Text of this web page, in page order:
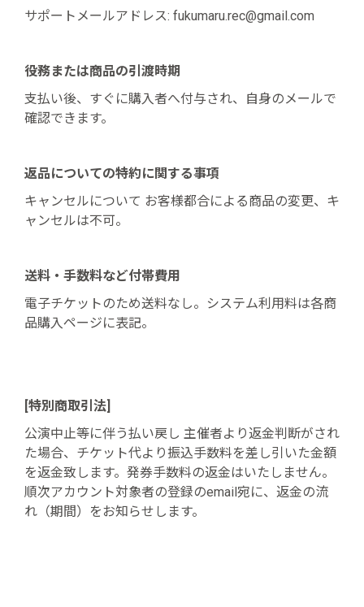
サポートメールアドレス: fukumaru.rec@gmail.com
役務または商品の引渡時期
支払い後、すぐに購入者へ付与され、自身のメールで
確認できます。
返品についての特約に関する事項
キャンセルについて お客様都合による商品の変更、キ
ャンセルは不可。
送料・手数料など付帯費用
電子チケットのため送料なし。システム利用料は各商
品購入ページに表記。
[特別商取引法]
公演中止等に伴う払い戻し 主催者より返金判断がされ
た場合、チケット代より振込手数料を差し引いた金額
を返金致します。発券手数料の返金はいたしません。
順次アカウント対象者の登録のemail宛に、返金の流
れ（期間）をお知らせします。